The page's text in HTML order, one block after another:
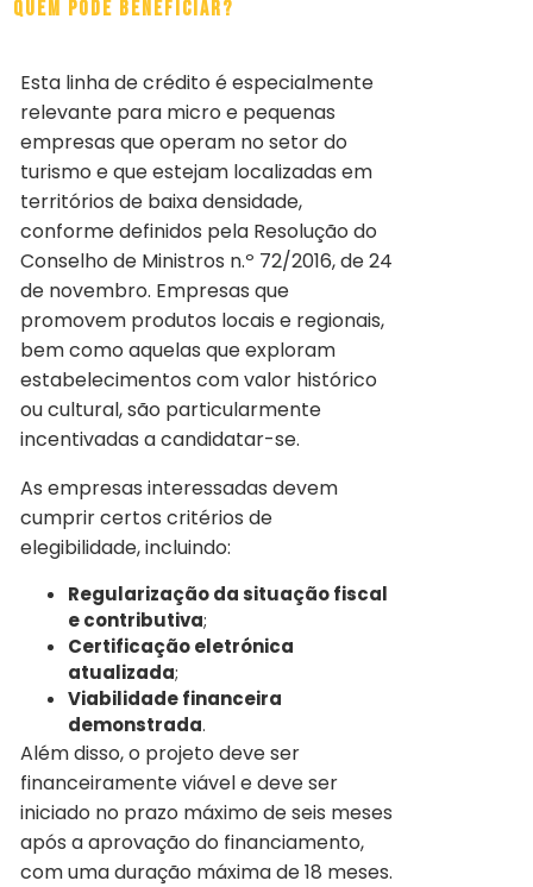
Quem Pode Beneficiar?
Esta linha de crédito é especialmente
relevante para micro e pequenas
empresas que operam no setor do
turismo e que estejam localizadas em
territórios de baixa densidade,
conforme definidos pela Resolução do
Conselho de Ministros n.º 72/2016, de 24
de novembro. Empresas que
promovem produtos locais e regionais,
bem como aquelas que exploram
estabelecimentos com valor histórico
ou cultural, são particularmente
incentivadas a candidatar-se.
As empresas interessadas devem
cumprir certos critérios de
elegibilidade, incluindo:
Regularização da situação fiscal
e contributiva;
Certificação eletrónica
atualizada;
Viabilidade financeira
demonstrada.
Além disso, o projeto deve ser
financeiramente viável e deve ser
iniciado no prazo máximo de seis meses
após a aprovação do financiamento,
com uma duração máxima de 18 meses.